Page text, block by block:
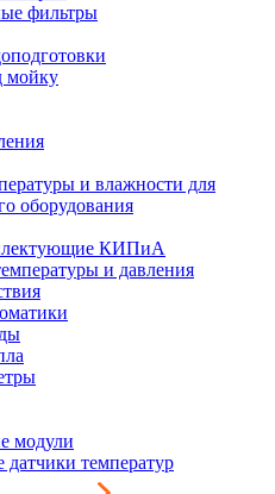
фильтры
мойку
и влажности для
оборудования
КИПиА
и давления
модули
температур